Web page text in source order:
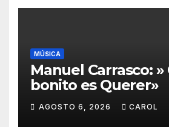
MÚSICA
Manuel Carrasco: »
bonito es Querer»
AGOSTO 6, 2026 CAROL